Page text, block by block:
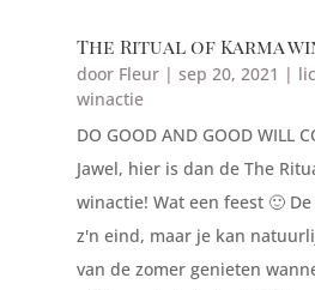
The Ritual of Karma
door Fleur| sep 20, 2021 |
winactie
DO GOOD AND GOOD WILL
Jawel, hier is dan de The
winactie! Wat een feest 🙂
z'n eind, maar je kan
van de zomer genieten